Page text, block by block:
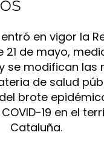
en vigor la
21 de mayo,
se modifican las
de salud
brote
19 en el
Cataluña.